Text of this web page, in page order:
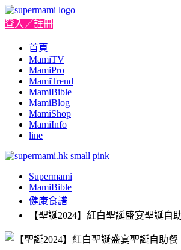
登入／註冊
首頁
MamiTV
MamiPro
MamiTrend
MamiBible
MamiBlog
MamiShop
MamiInfo
line
Supermami
MamiBible
健康食譜
【聖誕2024】紅⽩聖誕盛宴聖誕⾃